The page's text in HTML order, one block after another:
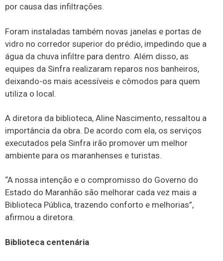
por causa das infiltrações.
Foram instaladas também novas janelas e portas de
vidro no corredor superior do prédio, impedindo que a
água da chuva infiltre para dentro. Além disso, as
equipes da Sinfra realizaram reparos nos banheiros,
deixando-os mais acessíveis e cômodos para quem
utiliza o local.
A diretora da biblioteca, Aline Nascimento, ressaltou a
importância da obra. De acordo com ela, os serviços
executados pela Sinfra irão promover um melhor
ambiente para os maranhenses e turistas.
“A nossa intenção e o compromisso do Governo do
Estado do Maranhão são melhorar cada vez mais a
Biblioteca Pública, trazendo conforto e melhorias”,
afirmou a diretora.
Biblioteca centenária